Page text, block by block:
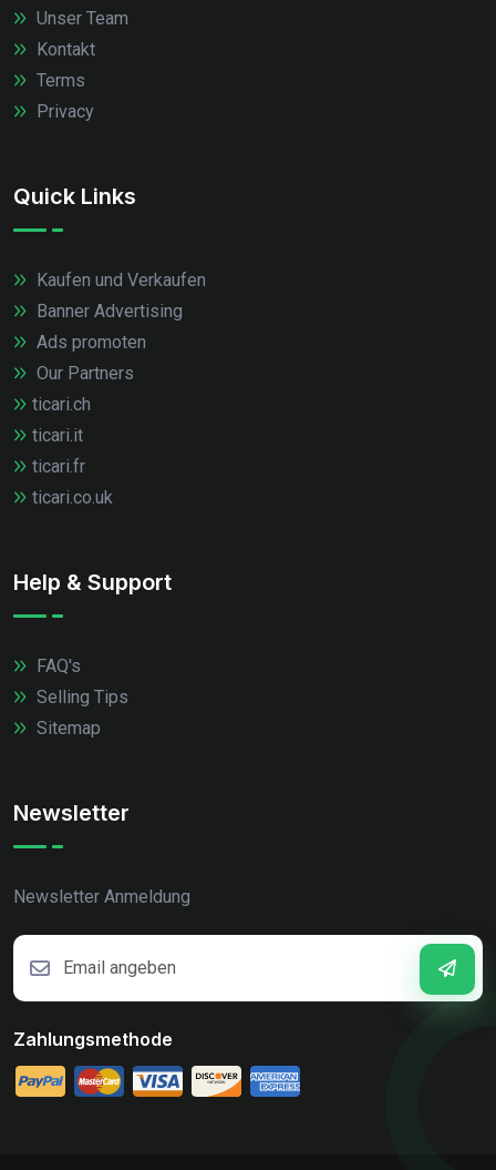
Unser Team
Kontakt
Terms
Privacy
Quick Links
Kaufen und Verkaufen
Banner Advertising
Ads promoten
Our Partners
ticari.ch
ticari.it
ticari.fr
ticari.co.uk
Help & Support
FAQ's
Selling Tips
Sitemap
Newsletter
Newsletter Anmeldung
Zahlungsmethode